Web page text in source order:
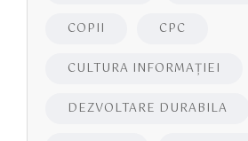
COPII CPC
CULTURA INFORMAŢIEI
DEZVOLTARE DURABILA